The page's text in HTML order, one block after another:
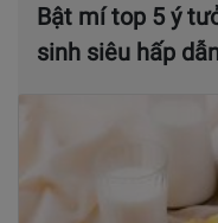
Bật mí top 5 ý
sinh siêu hấp